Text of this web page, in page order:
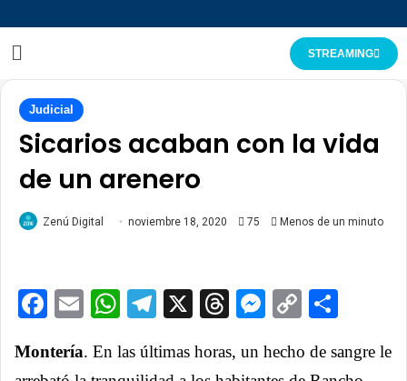
STREAMING
Judicial
Sicarios acaban con la vida
de un arenero
Zenú Digital noviembre 18, 2020 75 Menos de un minuto
Facebook
EmailWhatsApp
Telegram
X ThreadsCopy
Montería. En las últimas horas, un hecho de sangre le